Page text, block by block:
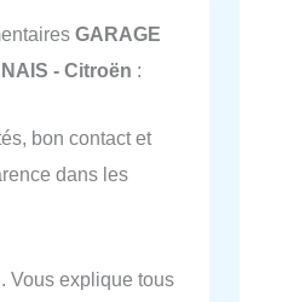
GARAGE
- Citroën :
bon contact et
dans les
Vous explique tous